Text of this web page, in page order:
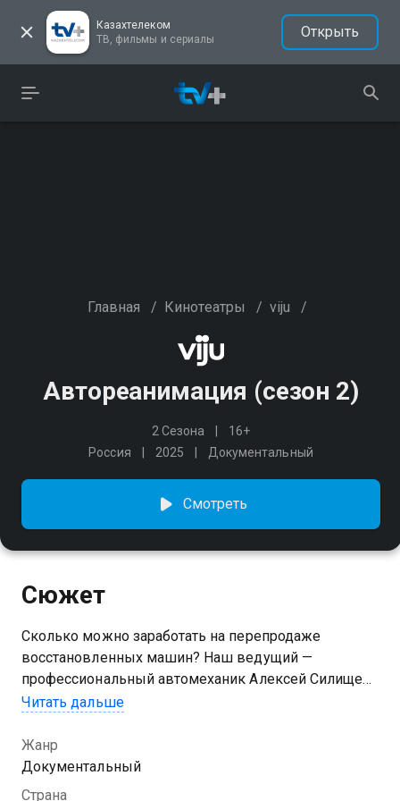
Казахтелеком
ТВ, фильмы и сериалы
Открыть
Главная / Кинотеатры / viju /
Автореанимация (сезон 2)
2 Сезона
16+
Россия
2025 Документальный
Смотреть
Сюжет
Сколько можно заработать на перепродаже
восстановленных машин? Наш ведущий —
профессиональный автомеханик Алексей Силищев
попробует это узнать! Он отыщет старые авто
продать. Алексей даст им вторую жизнь, даже когда
это кажется безнадёжным: от легендарной «Нивы»
до забытого «Москвича». Мастер поделится
Читать дальше
Жанр
Документальный
Страна